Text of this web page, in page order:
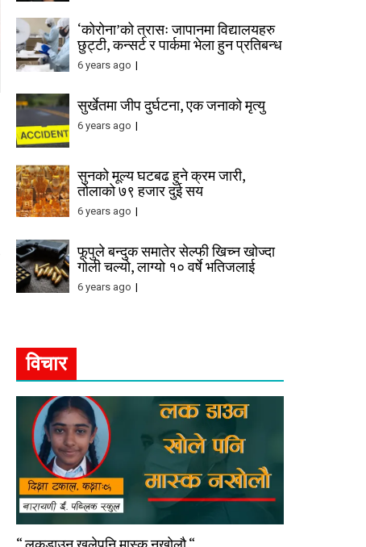
‘कोरोना’को त्रासः जापानमा विद्यालयहरु
छुट्टी, कन्सर्ट र पार्कमा भेला हुन प्रतिबन्ध
6 years ago
सुर्खेतमा जीप दुर्घटना, एक जनाको मृत्यु
6 years ago
सुनको मूल्य घटबढ हुने क्रम जारी,
तोलाको ७९ हजार दुई सय
6 years ago
फूपुले बन्दुक समातेर सेल्फी खिच्न खोज्दा
गोली चल्यो, लाग्यो १० वर्षे भतिजलाई
6 years ago
विचार